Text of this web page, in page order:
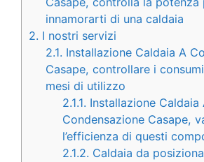
innamorarti di una caldaia
2. I nostri servizi
2.1. Installazione Caldaia A
Casape, controllare i
mesi di utilizzo
2.1.1. Installazione Caldaia
Condensazione Casape,
l’efficienza di questi
2.1.2. Caldaia da